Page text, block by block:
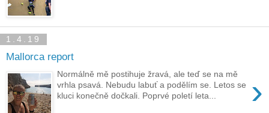
1.4.19
Mallorca report
›
Normálně mě postihuje žravá, ale teď se na mě
vrhla psavá. Nebudu labuť a podělím se. Letos se
kluci konečně dočkali. Poprvé poletí leta...